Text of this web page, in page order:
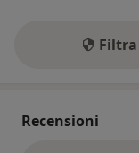
Recensioni